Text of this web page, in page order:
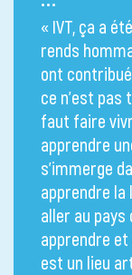
« IVT, ça a
rends
ont
ce n’est pas
faut faire
apprendre
s’immerge
apprendre la
aller au pays
apprendre et
est un lieu